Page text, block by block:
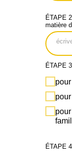
ÉTAPE
matière
ÉTAPE
ÉTAPE